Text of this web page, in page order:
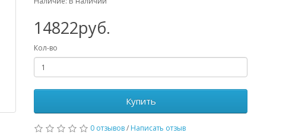
14822руб.
Кол-во
Купить
0 отзывов/ Написать отзыв